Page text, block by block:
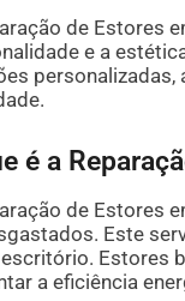
de Estores
e a
personalizadas,
é a
de Estores
Este
Estores
a eficiência